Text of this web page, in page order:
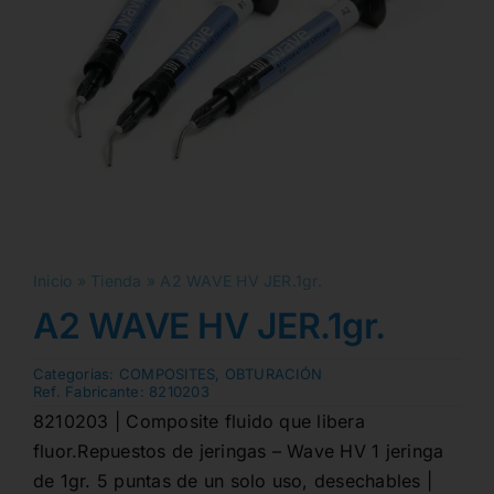
Inicio » Tienda » A2 WAVE HV JER.1gr.
A2 WAVE HV JER.1gr.
Categorias: COMPOSITES
OBTURACIÓN
Ref. Fabricante: 8210203
8210203 | Composite fluido que libera
fluor.Repuestos de jeringas – Wave HV 1 jeringa
de 1gr. 5 puntas de un solo uso, desechables |